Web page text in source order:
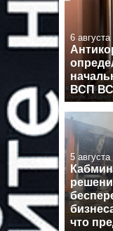
6 августа
ВСП
5 августа
что